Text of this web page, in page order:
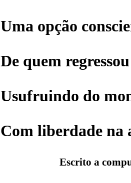
Uma opção
De quem
Usufruindo do
Com liberdade na
Escrito a